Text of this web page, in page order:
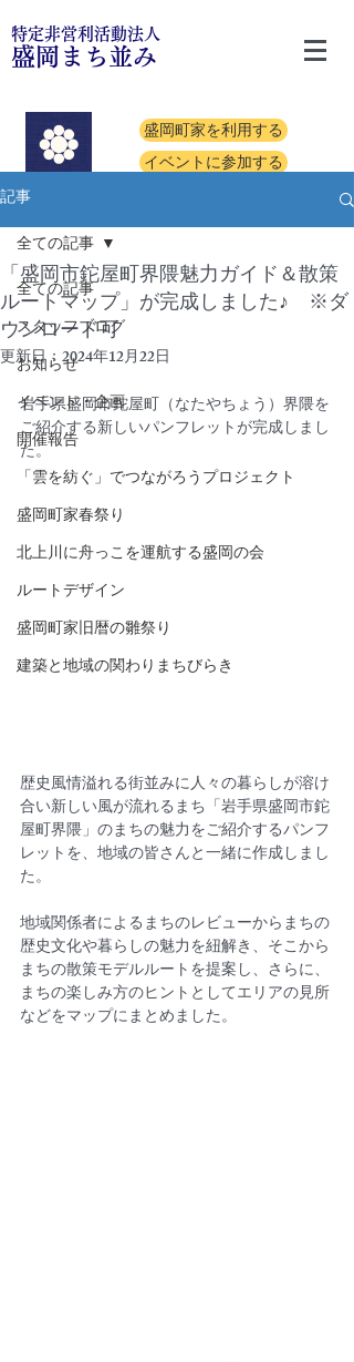
特定非営利活動法人
盛岡まち並み
盛岡町家を利用する
イベントに参加する
記事
全ての記事
スタッフブログ
お知らせ
イベント・企画
開催報告
「雲を紡ぐ」でつながろうプロジェクト
盛岡町家春祭り
北上川に舟っこを運航する盛岡の会
ルートデザイン
盛岡町家旧暦の雛祭り
建築と地域の関わりまちびらき
全ての記事
「盛岡市鉈屋町界隈魅力ガイド＆散策
ルートマップ」が完成しました♪ ※ダ
ウンロード可
更新日：2024年12月22日
岩手県盛岡市鉈屋町（なたやちょう）界隈を
ご紹介する新しいパンフレットが完成しまし
た。
歴史風情溢れる街並みに人々の暮らしが溶け
合い新しい風が流れるまち「岩手県盛岡市鉈
屋町界隈」のまちの魅力をご紹介するパンフ
レットを、地域の皆さんと一緒に作成しまし
た。
地域関係者によるまちのレビューからまちの
歴史文化や暮らしの魅力を紐解き、そこから
まちの散策モデルルートを提案し、さらに、
まちの楽しみ方のヒントとしてエリアの見所
などをマップにまとめました。